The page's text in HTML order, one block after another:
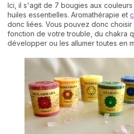
Ici, il s'agit de 7 bougies aux couleurs
huiles essentielles. Aromathérapie et
donc liées. Vous pouvez donc choisir
fonction de votre trouble, du chakra
développer ou les allumer toutes en